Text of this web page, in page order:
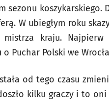
sezonu
W ubiegłym roku
mistrza kraju.
Puchar Polski we
od tego czasu
kilku graczy i to